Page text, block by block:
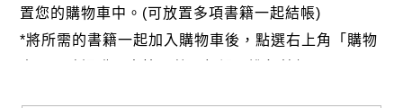
置您的購物車中。(可放置多項書籍一起結帳)
*將所需的書籍一起加入購物車後，點選右上角「購物